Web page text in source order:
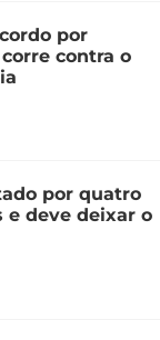
por
contra o
por quatro
e deve deixar o